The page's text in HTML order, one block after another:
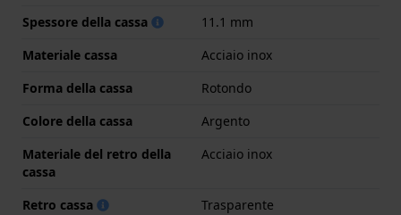
Spessore della cassa
11.1 mm
Materiale cassa
Acciaio inox
Forma della cassa
Rotondo
Colore della cassa
Argento
Materiale del retro della
cassa
Acciaio inox
Retro cassa
Trasparente